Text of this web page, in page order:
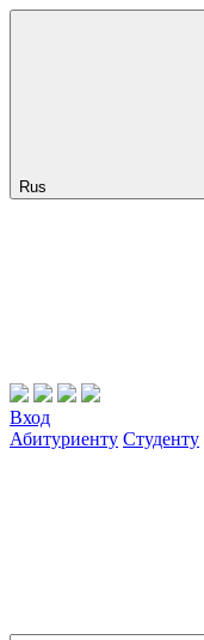
Rus
Вход
Абитуриенту Студенту